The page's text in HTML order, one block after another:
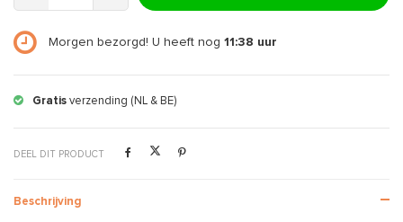
Morgen bezorgd! U heeft nog 11:38 uur
Gratisretourneren
DEEL DIT PRODUCT
Beschrijving